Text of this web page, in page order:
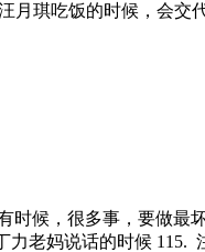
琪吃饭的时候，会交
候，很多事，要做
老妈说话的时候